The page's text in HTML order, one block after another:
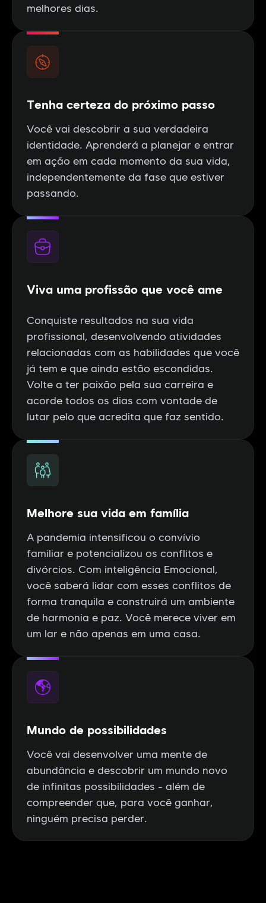
melhores dias.
Tenha certeza do próximo passo
Você vai descobrir a sua verdadeira
identidade. Aprenderá a planejar e entrar
em ação em cada momento da sua vida,
independentemente da fase que estiver
passando.
Viva uma profissão que você ame
Conquiste resultados na sua vida
profissional, desenvolvendo atividades
relacionadas com as habilidades que você
já tem e que ainda estão escondidas.
Volte a ter paixão pela sua carreira e
acorde todos os dias com vontade de
lutar pelo que acredita que faz sentido.
Melhore sua vida em família
A pandemia intensificou o convívio
familiar e potencializou os conflitos e
divórcios. Com inteligência Emocional,
você saberá lidar com esses conflitos de
forma tranquila e construirá um ambiente
de harmonia e paz. Você merece viver em
um lar e não apenas em uma casa.
Mundo de possibilidades
Você vai desenvolver uma mente de
abundância e descobrir um mundo novo
de infinitas possibilidades - além de
compreender que, para você ganhar,
ninguém precisa perder.